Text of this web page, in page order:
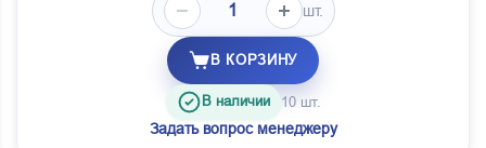
шт.
В КОРЗИНУ
В наличии 10 шт.
Задать вопрос менеджеру